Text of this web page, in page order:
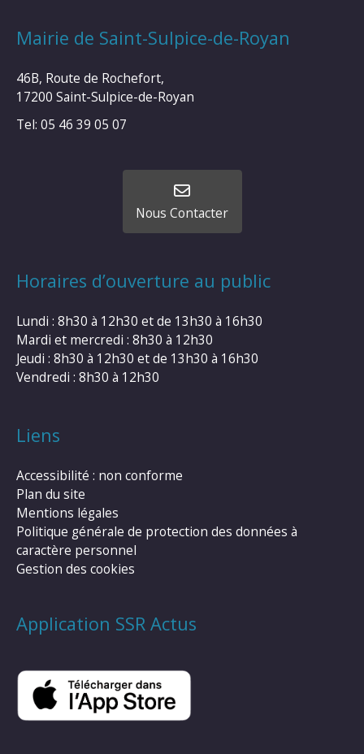
Mairie de Saint-Sulpice-de-Royan
46B, Route de Rochefort,
17200 Saint-Sulpice-de-Royan
Tel: 05 46 39 05 07
Nous Contacter
Horaires d’ouverture au public
Lundi : 8h30 à 12h30 et de 13h30 à 16h30
Mardi et mercredi : 8h30 à 12h30
Jeudi : 8h30 à 12h30 et de 13h30 à 16h30
Vendredi : 8h30 à 12h30
Liens
Accessibilité : non conforme
Plan du site
Mentions légales
Politique générale de protection des données à
caractère personnel
Gestion des cookies
Application SSR Actus